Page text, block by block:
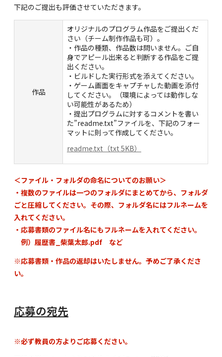
下記のご提出も評価させていただきます。
作品
オリジナルのプログラム作品をご提出くだ
さい（チーム制作作品も可）。
・作品の種類、作品数は問いません。ご自
身でアピール出来ると判断する作品をご提
出ください。
・ビルドした実行形式を添えてください。
・ゲーム画面をキャプチャした動画を添付
してください。（環境によっては動作しな
い可能性があるため）
・提出プログラムに対するコメントを書い
た”readme.txt”ファイルを、下記のフォー
マットに則って作成してください。
readme.txt（txt 5KB）
＜ファイル・フォルダの命名についてのお願い＞
・複数のファイルは一つのフォルダにまとめてから、フォルダ
ごと圧縮してください。その際、フォルダ名にはフルネームを
入れてください。
・応募書類のファイル名にもフルネームを入れてください。
例）履歴書_柴葉太郎.pdf など
※応募書類・作品の返却はいたしません。予めご了承くださ
い。
応募の宛先
※必ず教員の方よりご応募ください。